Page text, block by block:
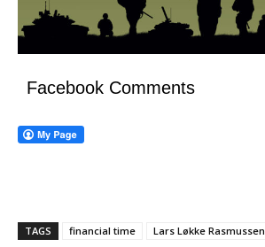
Facebook Comments
TAGS financial time
Lars Løkke Rasmussen